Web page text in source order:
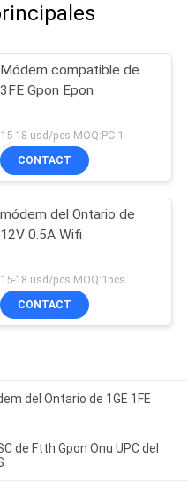
Módem compatible de
3FE Gpon Epon
15-18 usd/pcs MOQ:PC 1
CONTACT
módem del Ontario de
12V 0.5A Wifi
15-18 usd/pcs MOQ:1pcs
CONTACT
del Ontario de 1GE 1FE
de Ftth Gpon Onu UPC del